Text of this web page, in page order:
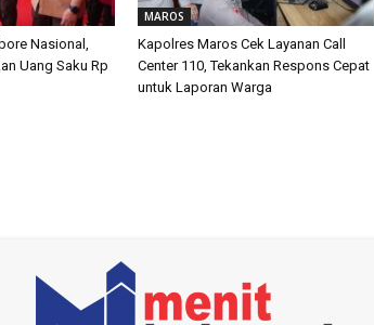
Nasional,
Uang Saku Rp
MAROS
Kapolres Maros Cek Layanan Call
Center 110, Tekankan Respons Cepat
untuk Laporan Warga